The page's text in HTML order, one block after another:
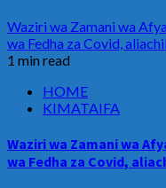
Waziri wa Zamani wa
wa Fedha za Covid,
1 min read
HOME
KIMATAIFA
Waziri wa Zamani wa
wa Fedha za Covid,